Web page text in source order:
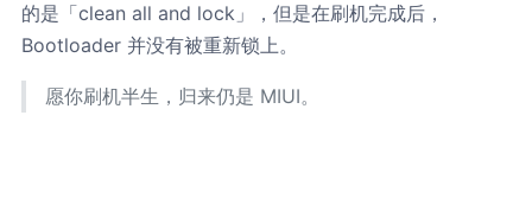
的是「clean all and lock」，但是在刷机完成后，
Bootloader 并没有被重新锁上。
愿你刷机半生，归来仍是 MIUI。